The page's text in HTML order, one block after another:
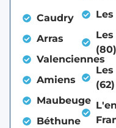
Caudry
Arras
Valenciennes
Amiens
Maubeuge
Béthune
(80)
(62)